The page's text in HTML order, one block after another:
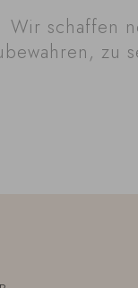
Wir schaffen
zu